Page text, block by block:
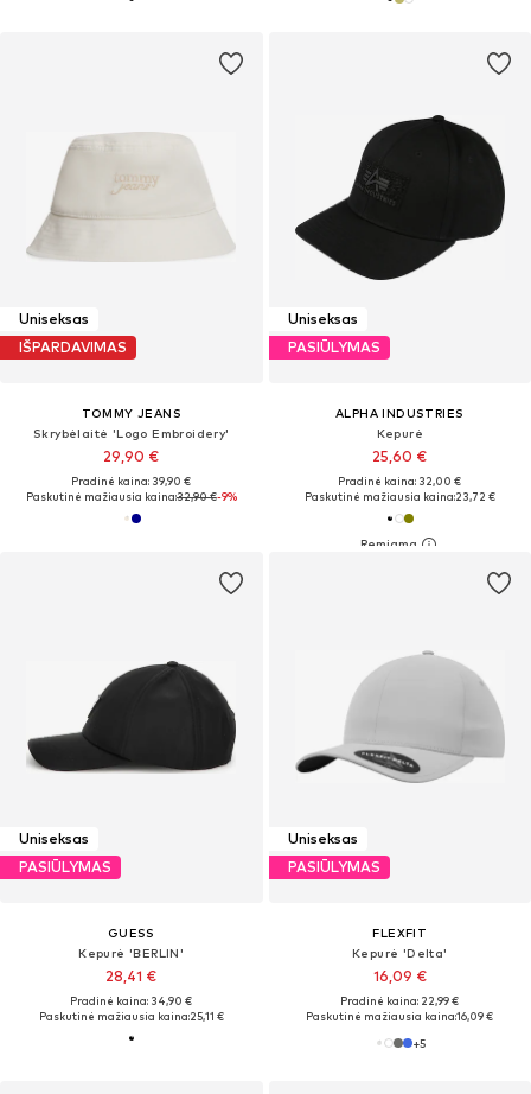
Uniseksas
IŠPARDAVIMAS
TOMMY JEANS
Skrybėlaitė 'Logo Embroidery'
29,90 €
Pradinė kaina: 39,90 €
Paskutinė mažiausia kaina:32,90 €-9%
Uniseksas
PASIŪLYMAS
ALPHA INDUSTRIES
Kepurė
25,60 €
Pradinė kaina: 32,00 €
Paskutinė mažiausia kaina:23,72 €
Uniseksas
PASIŪLYMAS
GUESS
Kepurė 'BERLIN'
28,41 €
Pradinė kaina: 34,90 €
Paskutinė mažiausia kaina:25,11 €
Uniseksas
PASIŪLYMAS
FLEXFIT
Kepurė 'Delta'
16,09 €
Pradinė kaina: 22,99 €
Paskutinė mažiausia kaina:16,09 €
+5